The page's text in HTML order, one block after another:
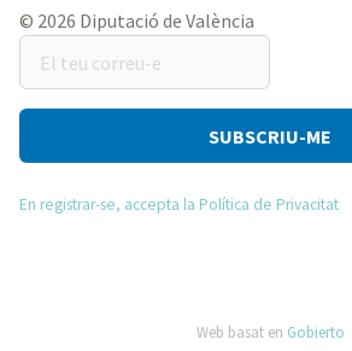
© 2026 Diputació de València
teu
correu-
En registrar-se, accepta la Política de Privacitat
Web basat en Gobierto